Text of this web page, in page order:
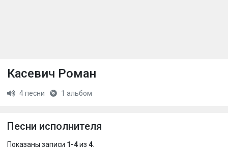
Касевич Роман
4 песни 1 альбом
Песни исполнителя
Показаны записи 1-4из 4